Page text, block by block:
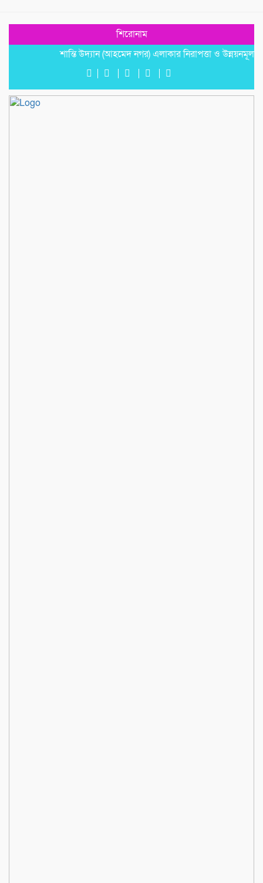
শিরোনাম
শান্তি উদ্যান (আহমেদ নগর) এলাকার নিরাপত্তা ও উন্নয়নমূলক জরুরি